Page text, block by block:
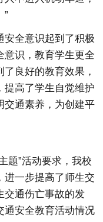
”
安全意识起到了积极
意识，教育学生更全
良好的教育效果，
提高了学生自觉维护
交通素养，为创建平
题”活动要求，我校
进一步提高了师生交
交通伤亡事故的发
通安全教育活动情况